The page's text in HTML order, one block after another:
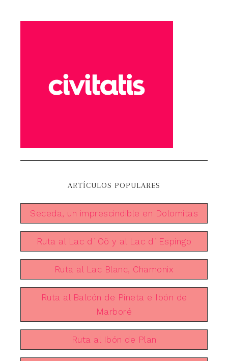
ARTÍCULOS POPULARES
Seceda, un imprescindible en Dolomitas
Ruta al Lac d´Oô y al Lac d´Espingo
Ruta al Lac Blanc, Chamonix
Ruta al Balcón de Pineta e Ibón de
Marboré
Ruta al Ibón de Plan